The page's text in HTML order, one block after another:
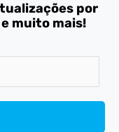
por
muito mais!